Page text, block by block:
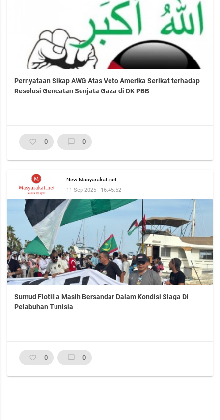
Pernyataan Sikap AWG Atas Veto Amerika Serikat terhadap
Resolusi Gencatan Senjata Gaza di DK PBB
favorite_border 0 chat_bubble_outline 0
New Masyarakat.net
11 Sep 2025 - 16:45:52
Sumud Flotilla Masih Bersandar Dalam Kondisi Siaga Di
Pelabuhan Tunisia
favorite_border 0 chat_bubble_outline 0